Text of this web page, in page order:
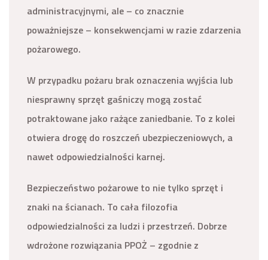
administracyjnymi, ale – co znacznie
poważniejsze – konsekwencjami w razie zdarzenia
pożarowego.
W przypadku pożaru brak oznaczenia wyjścia lub
niesprawny sprzęt gaśniczy mogą zostać
potraktowane jako rażące zaniedbanie. To z kolei
otwiera drogę do roszczeń ubezpieczeniowych, a
nawet odpowiedzialności karnej.
Bezpieczeństwo pożarowe to nie tylko sprzęt i
znaki na ścianach. To cała filozofia
odpowiedzialności za ludzi i przestrzeń. Dobrze
wdrożone rozwiązania PPOŻ – zgodnie z